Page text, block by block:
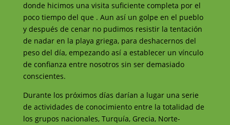
donde hicimos una visita suficiente completa por el
poco tiempo del que . Aun así un golpe en el pueblo
y después de cenar no pudimos resistir la tentación
de nadar en la playa griega, para deshacernos del
peso del día, empezando así a establecer un vínculo
de confianza entre nosotros sin ser demasiado
conscientes.
Durante los próximos días darían a lugar una serie
de actividades de conocimiento entre la totalidad de
los grupos nacionales, Turquía, Grecia, Norte-